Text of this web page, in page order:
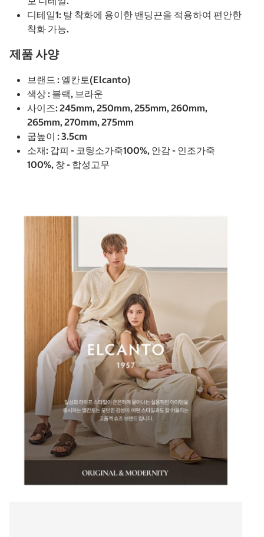
디테일1: 탈 착화에 용이한 밴딩끈을 적용하여 편안한
착화 가능.
제품 사양
브랜드 : 엘칸토(Elcanto)
색상 : 블랙, 브라운
사이즈: 245mm, 250mm, 255mm, 260mm,
265mm, 270mm, 275mm
굽높이 : 3.5cm
소재: 갑피 - 코팅소가죽100%, 안감 - 인조가죽
100%, 창 - 합성고무